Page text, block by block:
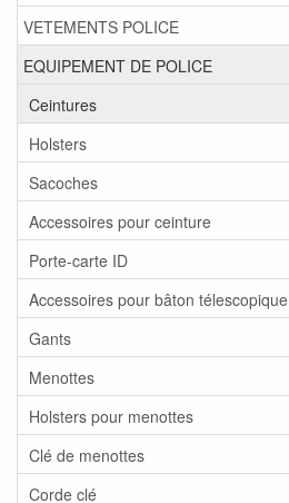
VETEMENTS POLICE
EQUIPEMENT DE POLICE
Ceintures
Holsters
Sacoches
Accessoires pour ceinture
Porte-carte ID
Accessoires pour bâton télescopique
Gants
Menottes
Holsters pour menottes
Clé de menottes
Corde clé